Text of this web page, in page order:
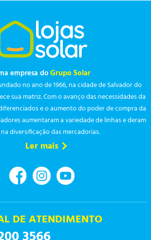
empresa doGrupo Solar
no ano de 1966, na cidade de Salvador do
sua matriz. Com o avanço das necessidades da
e o aumento do poder de compra da
aumentaram a variedade de linhas e deram
diversificação das mercadorias.
Ler mais
DE ATENDIMENTO